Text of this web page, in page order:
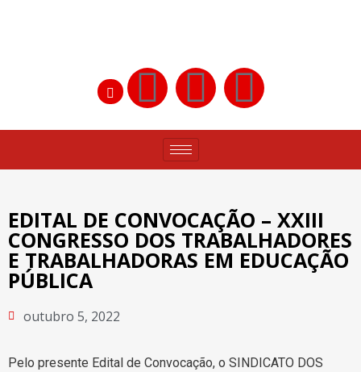
EDITAL DE CONVOCAÇÃO – XXIII
CONGRESSO DOS TRABALHADORES
E TRABALHADORAS EM EDUCAÇÃO
PÚBLICA
outubro 5, 2022
Pelo presente Edital de Convocação, o SINDICATO DOS